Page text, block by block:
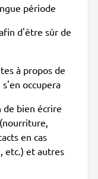
période
d'être sûr de
à propos de
occupera
bien écrire
en cas
etc.) et autres